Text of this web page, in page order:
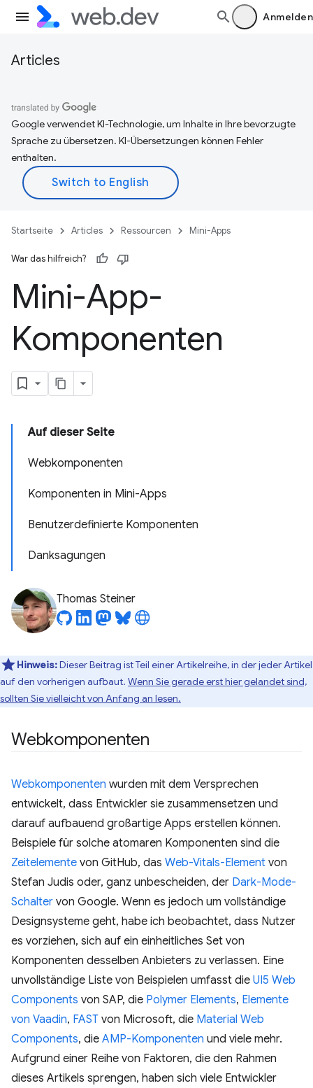
Anmelden
Articles
Google verwendet KI-Technologie, um Inhalte in Ihre bevorzugte
Sprache zu übersetzen. KI-Übersetzungen können Fehler
enthalten.
Startseite Articles Ressourcen Mini-Apps
War das hilfreich?
Mini-App-
Komponenten
Auf dieser Seite
Webkomponenten
Komponenten in Mini-Apps
Benutzerdefinierte Komponenten
Danksagungen
Thomas Steiner
Hinweis:Dieser Beitrag ist Teil einer Artikelreihe, in der jeder Artikel
auf den vorherigen aufbaut. Wenn Sie gerade erst hier gelandet sind,
sollten Sie vielleicht von Anfang an lesen.
Webkomponenten
Webkomponenten wurden mit dem Versprechen
entwickelt, dass Entwickler sie zusammensetzen und
darauf aufbauend großartige Apps erstellen können.
Beispiele für solche atomaren Komponenten sind die
Zeitelemente von GitHub, das Web-Vitals-Element von
Stefan Judis oder, ganz unbescheiden, der Dark-Mode-
Schalter von Google. Wenn es jedoch um vollständige
Designsysteme geht, habe ich beobachtet, dass Nutzer
es vorziehen, sich auf ein einheitliches Set von
Komponenten desselben Anbieters zu verlassen. Eine
unvollständige Liste von Beispielen umfasst die UI5 Web
Components von SAP, die Polymer Elements, Elemente
von Vaadin, FAST von Microsoft, die Material Web
Components, die AMP-Komponenten und viele mehr.
Aufgrund einer Reihe von Faktoren, die den Rahmen
dieses Artikels sprengen, haben sich viele Entwickler